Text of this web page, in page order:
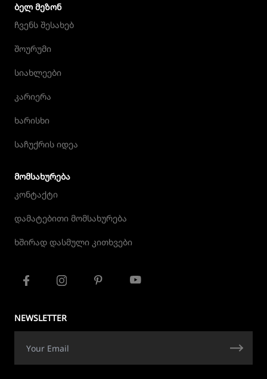
ᲑᲔᲚ ᲛᲔᲖᲝᲜ
ჩვენს შესახებ
შოურუმი
სიახლეები
კარიერა
ხარისხი
საჩუქრის იდეა
ᲛᲝᲛᲡᲐᲮᲣᲠᲔᲑᲐ
კონტაქტი
დამატებითი მომსახურება
ხშირად დასმული კითხვები
NEWSLETTER